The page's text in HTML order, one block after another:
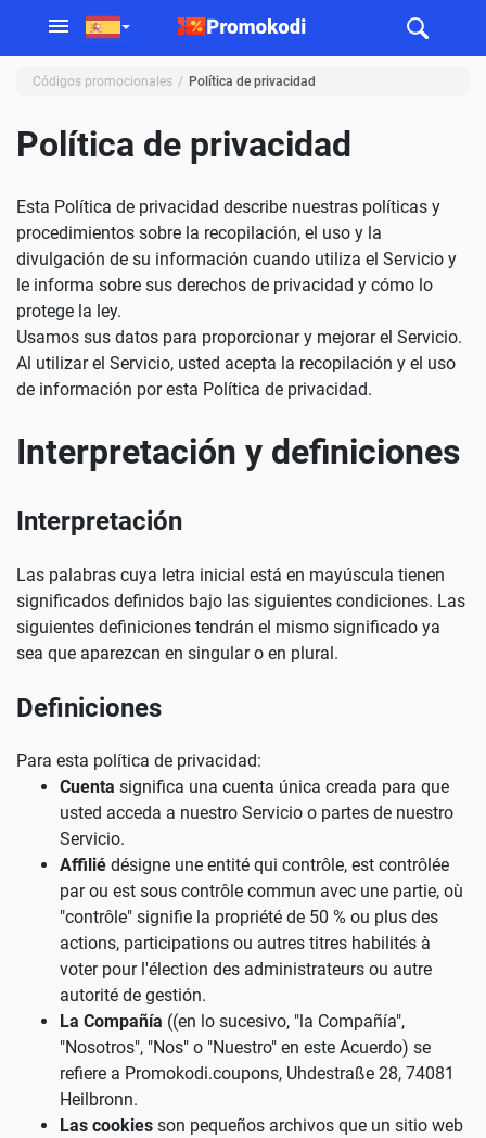
Códigos promocionales Política de privacidad
Política de privacidad
Esta Política de privacidad describe nuestras políticas y
procedimientos sobre la recopilación, el uso y la
divulgación de su información cuando utiliza el Servicio y
le informa sobre sus derechos de privacidad y cómo lo
protege la ley.
Usamos sus datos para proporcionar y mejorar el Servicio.
Al utilizar el Servicio, usted acepta la recopilación y el uso
de información por esta Política de privacidad.
Interpretación y definiciones
Interpretación
Las palabras cuya letra inicial está en mayúscula tienen
significados definidos bajo las siguientes condiciones. Las
siguientes definiciones tendrán el mismo significado ya
sea que aparezcan en singular o en plural.
Definiciones
Para esta política de privacidad:
Cuenta significa una cuenta única creada para que
usted acceda a nuestro Servicio o partes de nuestro
Servicio.
Affilié désigne une entité qui contrôle, est contrôlée
par ou est sous contrôle commun avec une partie, où
"contrôle" signifie la propriété de 50 % ou plus des
actions, participations ou autres titres habilités à
voter pour l'élection des administrateurs ou autre
autorité de gestión.
La Compañía ((en lo sucesivo, "la Compañía",
"Nosotros", "Nos" o "Nuestro" en este Acuerdo) se
refiere a Promokodi.coupons, Uhdestraße 28, 74081
Heilbronn.
Las cookies son pequeños archivos que un sitio web